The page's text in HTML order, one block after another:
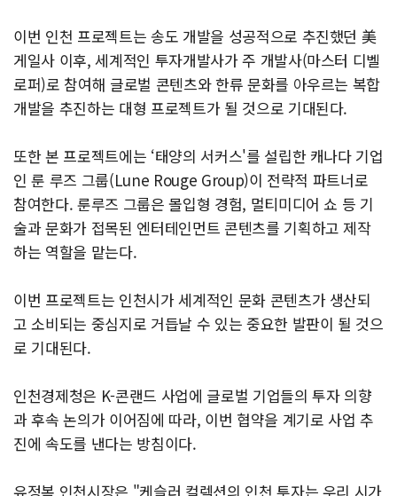
이번 인천 프로젝트는 송도 개발을 성공적으로 추진했던 美
게일사 이후, 세계적인 투자개발사가 주 개발사(마스터 디벨
로퍼)로 참여해 글로벌 콘텐츠와 한류 문화를 아우르는 복합
개발을 추진하는 대형 프로젝트가 될 것으로 기대된다.
또한 본 프로젝트에는 ‘태양의 서커스'를 설립한 캐나다 기업
인 룬 루즈 그룹(Lune Rouge Group)이 전략적 파트너로
참여한다. 룬루즈 그룹은 몰입형 경험, 멀티미디어 쇼 등 기
술과 문화가 접목된 엔터테인먼트 콘텐츠를 기획하고 제작
하는 역할을 맡는다.
이번 프로젝트는 인천시가 세계적인 문화 콘텐츠가 생산되
고 소비되는 중심지로 거듭날 수 있는 중요한 발판이 될 것으
로 기대된다.
인천경제청은 K-콘랜드 사업에 글로벌 기업들의 투자 의향
과 후속 논의가 이어짐에 따라, 이번 협약을 계기로 사업 추
진에 속도를 낸다는 방침이다.
유정복 인천시장은 "케슬러 컬렉션의 인천 투자는 우리 시가